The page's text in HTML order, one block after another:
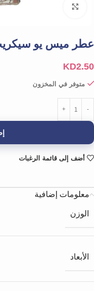
Click to enlarge
عطر ميس يو سيكريت 35
KD2.50
متوفر في المخزون
أضف إلى قائمة الرغبات
معلومات إضافية
الوزن
الأبعاد